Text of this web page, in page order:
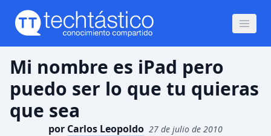
Mi nombre es iPad pero
puedo ser lo que tu quieras
que sea
por Carlos Leopoldo 27 de julio de 2010